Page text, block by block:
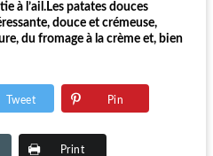
à l’ail.Les patates douces
douce et crémeuse,
du fromage à la crème et, bien
Tweet Pin
Print